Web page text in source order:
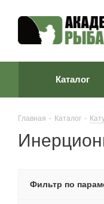
Каталог
Главная - Каталог -
Фильтр по